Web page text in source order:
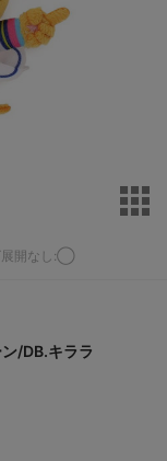
展開なし:◯
/DB.キララ